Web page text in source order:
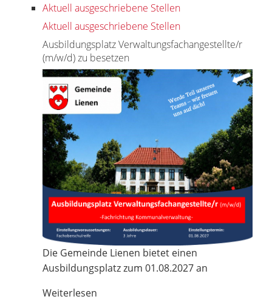
Aktuell ausgeschriebene Stellen
Aktuell ausgeschriebene Stellen
Ausbildungsplatz Verwaltungsfachangestellte/r
(m/w/d) zu besetzen
Die Gemeinde Lienen bietet einen
Ausbildungsplatz zum 01.08.2027 an
Weiterlesen